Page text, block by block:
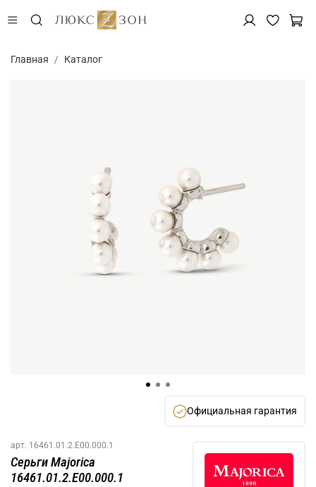
Главная Каталог
Официальная гарантия
арт. 16461.01.2.E00.000.1
Серьги Majorica
16461.01.2.E00.000.1